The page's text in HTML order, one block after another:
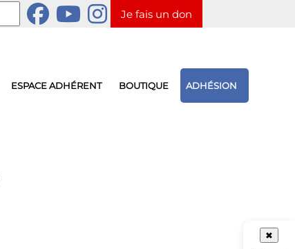
Je fais un don
ESPACE ADHÉRENT BOUTIQUE ADHÉSION
✖